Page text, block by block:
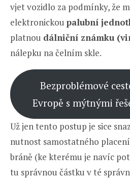
vjet vozidlo za podmínky, že
elektronickou palubní
platnou dálniční známku
nálepku na čelním skle.
Bezproblémové
Evropě s mýtnými
Už jen tento postup je sice
nutnost samostatného
bráně (ke kterému je navíc
tu správnou částku v té